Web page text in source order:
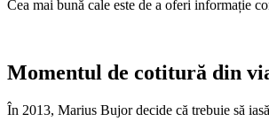
Cea mai bună cale este de a oferi informație
Momentul de cotitură din
În 2013, Marius Bujor decide că trebuie să